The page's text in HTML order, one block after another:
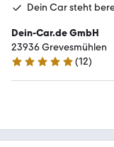
Dein Car steht
Dein-Car.de GmbH
23936 Grevesmühlen
5 Sterne
(12)